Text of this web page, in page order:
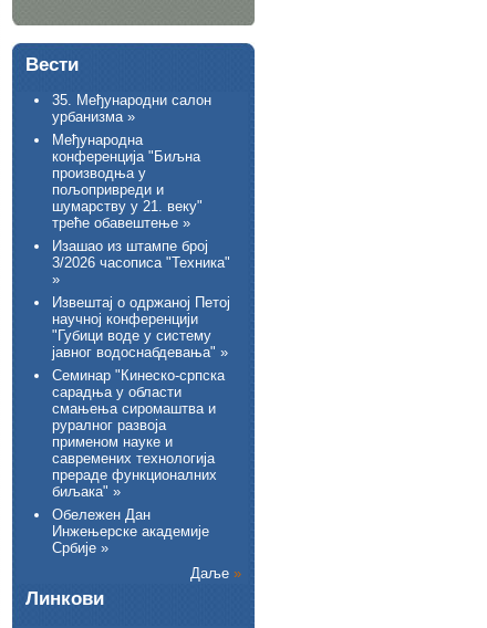
Вести
35. Међународни салон
урбанизма »
Међународна
конференција "Биљна
производња у
пољопривреди и
шумарству у 21. веку"
треће обавештење »
Изашао из штампе број
3/2026 часописа "Техника"
»
Извештај о одржаној Петој
научној конференцији
"Губици воде у систему
јавног водоснабдевања" »
Семинар "Кинеско-српска
сарадња у области
смањења сиромаштва и
руралног развоја
применом науке и
савремених технологија
прераде функционалних
биљака" »
Обележен Дан
Инжењерске академије
Србије »
Даље »
Линкови